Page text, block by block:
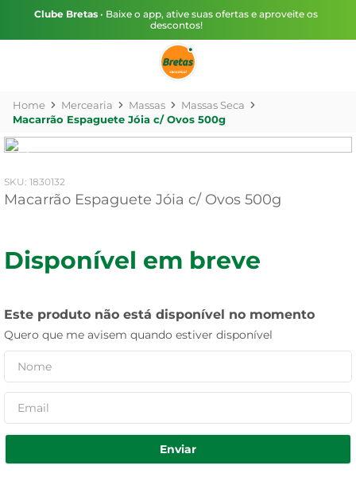
Clube Bretas • Baixe o app, ative suas ofertas e aproveite os
descontos!
Mercearia Massas
Massas Seca
Macarrão Espaguete Jóia c/ Ovos 500g
: 1830132
Macarrão Espaguete Jóia c/ Ovos 500g
Disponível em breve
Este produto não está disponível no momento
Quero que me avisem quando estiver disponível
Enviar